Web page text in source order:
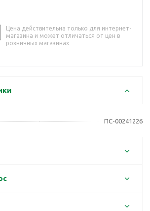
Цена действительна только для интернет-
магазина и может отличаться от цен в
розничных магазинах
ПС-00241226